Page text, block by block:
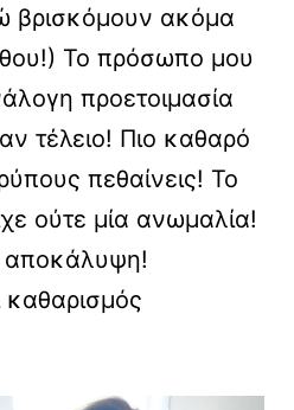
βρισκόμουν ακόμα
Το πρόσωπο μου
προετοιμασία
τέλειο! Πιο καθαρό
πεθαίνεις! Το
ούτε μία ανωμαλία!
αποκάλυψη!